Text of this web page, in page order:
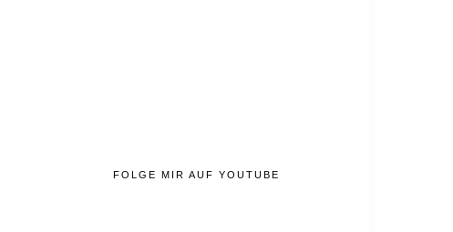
FOLGE MIR AUF YOUTUBE